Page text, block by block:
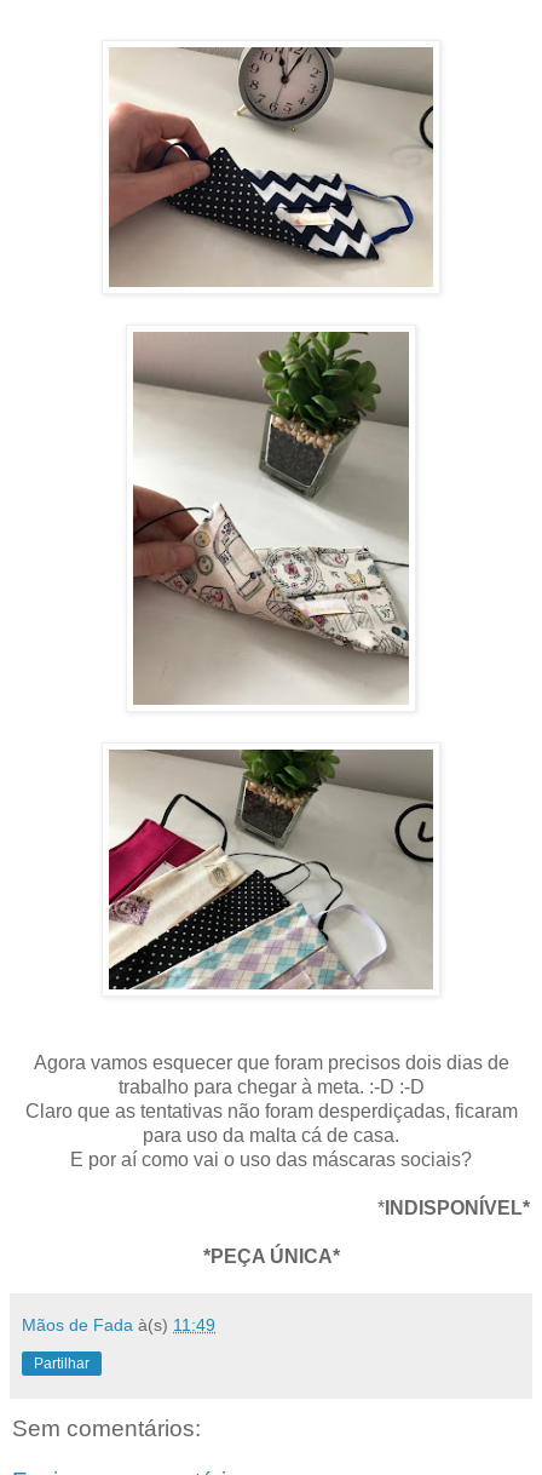
Agora vamos esquecer que foram precisos dois dias de
trabalho para chegar à meta. :-D :-D
Claro que as tentativas não foram desperdiçadas, ficaram
para uso da malta cá de casa.
E por aí como vai o uso das máscaras sociais?
* INDISPONÍVEL*
*PEÇA ÚNICA*
Mãos de Fada à(s) 11:49
Partilhar
Sem comentários: